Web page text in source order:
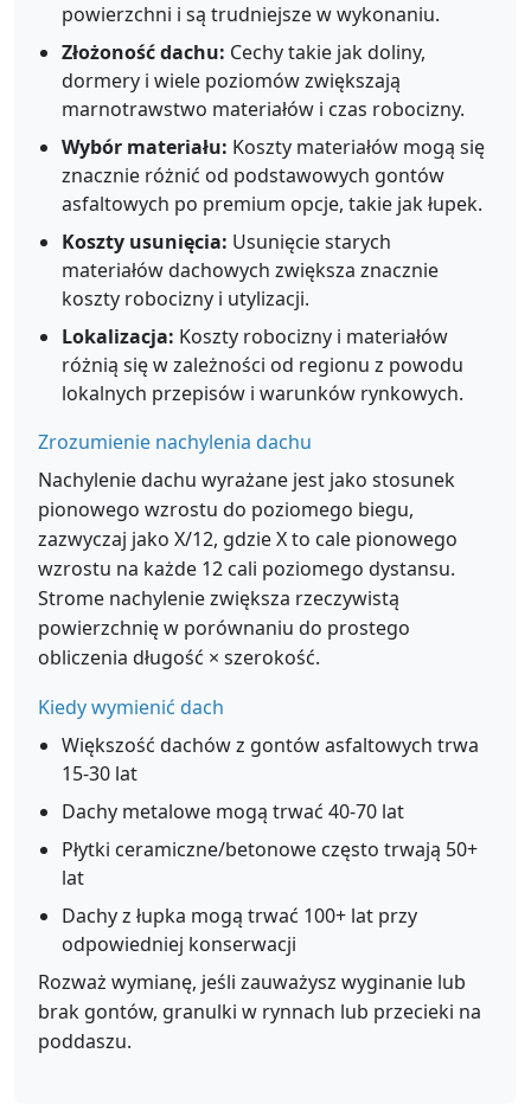
powierzchni i są trudniejsze w wykonaniu.
Złożoność dachu: Cechy takie jak doliny,
dormery i wiele poziomów zwiększają
marnotrawstwo materiałów i czas robocizny.
Wybór materiału: Koszty materiałów mogą się
znacznie różnić od podstawowych gontów
asfaltowych po premium opcje, takie jak łupek.
Koszty usunięcia: Usunięcie starych
materiałów dachowych zwiększa znacznie
koszty robocizny i utylizacji.
Lokalizacja: Koszty robocizny i materiałów
różnią się w zależności od regionu z powodu
lokalnych przepisów i warunków rynkowych.
Zrozumienie nachylenia dachu
Nachylenie dachu wyrażane jest jako stosunek
pionowego wzrostu do poziomego biegu,
zazwyczaj jako X/12, gdzie X to cale pionowego
wzrostu na każde 12 cali poziomego dystansu.
Strome nachylenie zwiększa rzeczywistą
powierzchnię w porównaniu do prostego
obliczenia długość × szerokość.
Kiedy wymienić dach
Większość dachów z gontów asfaltowych trwa
15-30 lat
Dachy metalowe mogą trwać 40-70 lat
Płytki ceramiczne/betonowe często trwają 50+
lat
Dachy z łupka mogą trwać 100+ lat przy
odpowiedniej konserwacji
Rozważ wymianę, jeśli zauważysz wyginanie lub
brak gontów, granulki w rynnach lub przecieki na
poddaszu.